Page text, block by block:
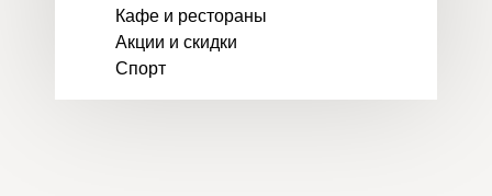
Кафе и рестораны
Акции и скидки
Спорт